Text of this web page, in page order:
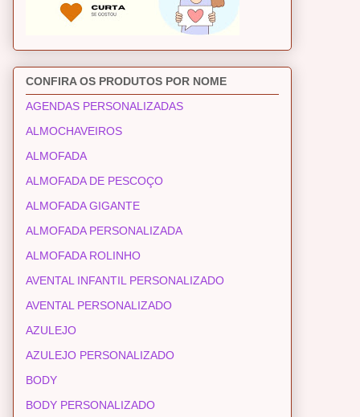
CONFIRA OS PRODUTOS POR NOME
AGENDAS PERSONALIZADAS
ALMOCHAVEIROS
ALMOFADA
ALMOFADA DE PESCOÇO
ALMOFADA GIGANTE
ALMOFADA PERSONALIZADA
ALMOFADA ROLINHO
AVENTAL INFANTIL PERSONALIZADO
AVENTAL PERSONALIZADO
AZULEJO
AZULEJO PERSONALIZADO
BODY
BODY PERSONALIZADO